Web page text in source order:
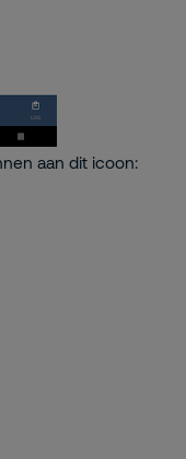
aan dit icoon: